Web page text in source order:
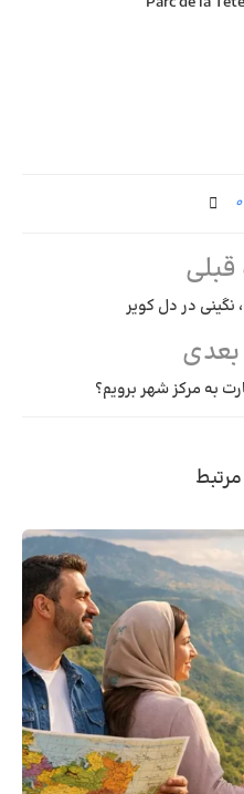
0
نگینی در دل کویر
به مرکز شهر برویم؟